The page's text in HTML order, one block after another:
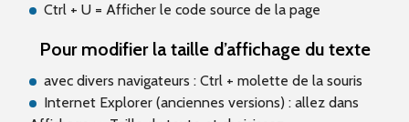
Ctrl + U = Afficher le code source de la page
Pour modifier la taille d’affichage du texte
avec divers navigateurs : Ctrl + molette de la souris
Internet Explorer (anciennes versions) : allez dans